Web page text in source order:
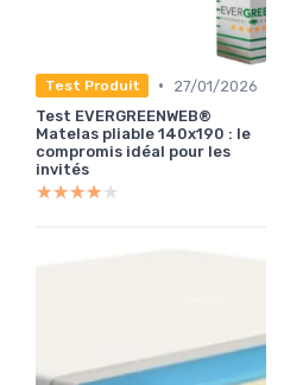
Test Produit •
27/01/2026
Test EVERGREENWEB®
Matelas pliable 140x190 : le
compromis idéal pour les
invités
★★★★★
★★★★★